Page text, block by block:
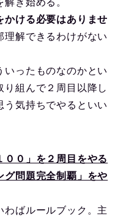
かける必要はありませ
理解できるわけがない
いったものなのかとい
り組んで２周目以降し
う気持ちでやるといい
００」を２周目をやる
グ問題完全制覇」をや
わばルールブック。主